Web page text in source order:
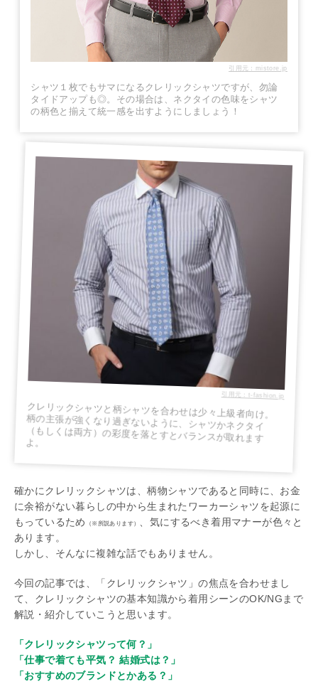
引用元：mistore.jp
シャツ１枚でもサマになるクレリックシャツですが、勿論
タイドアップも◎。その場合は、ネクタイの色味をシャツ
の柄色と揃えて統一感を出すようにしましょう！
引用元：t-fashion.jp
クレリックシャツと柄シャツを合わせは少々上級者向け。
柄の主張が強くなり過ぎないように、シャツかネクタイ
（もしくは両方）の彩度を落とすとバランスが取れます
よ。
確かにクレリックシャツは、柄物シャツであると同時に、お金
に余裕がない暮らしの中から生まれたワーカーシャツを起源に
もっているため
（※所説あります）
、気にするべき着用マナーが色々と
あります。
しかし、そんなに複雑な話でもありません。
今回の記事では、「クレリックシャツ」の焦点を合わせまし
て、クレリックシャツの基本知識から着用シーンのOK/NGまで
解説・紹介していこうと思います。
「クレリックシャツって何？」
「仕事で着ても平気？ 結婚式は？」
「おすすめのブランドとかある？」